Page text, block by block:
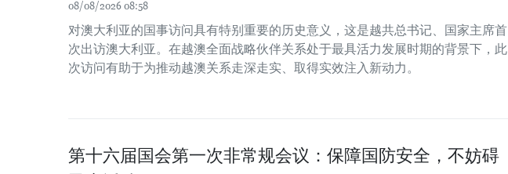
08/08/2026 08:58
对澳大利亚的国事访问具有特别重要的历史意义，这是越共总书记、国家主席首
次出访澳大利亚。在越澳全面战略伙伴关系处于最具活力发展时期的背景下，此
次访问有助于为推动越澳关系走深走实、取得实效注入新动力。
第十六届国会第一次非常规会议：保障国防安全，不妨碍